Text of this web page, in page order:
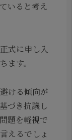
いると考え
式に申し入
ます。
ける傾向が
づき抗議し
題を軽視で
えるでしょ